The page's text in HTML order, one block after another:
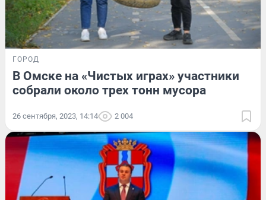
ГОРОД
В Омске на «Чистых играх» участники
собрали около трех тонн мусора
26 сентября, 2023, 14:14 2 004